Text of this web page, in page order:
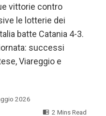
vittorie contro
le lotterie dei
batte Catania 4-3.
successi
Viareggio e
2026
2 Mins Read